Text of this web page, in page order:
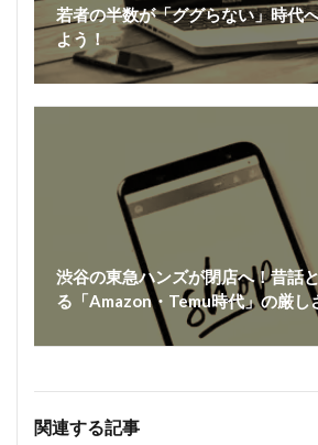
若者の半数が「ググらない」時代
よう！
渋谷の東急ハンズが閉店へ！昔話
る「Amazon・Temu時代」の厳し
関連する記事